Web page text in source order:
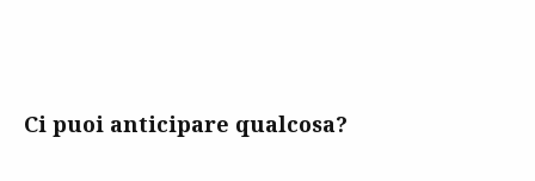
Ci puoi anticipare qualcosa?